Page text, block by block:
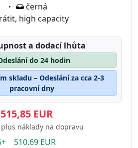
Eigenschaft:
černá
high capacity
a dodací lhůta
do 24 hodin
skladu – Odeslání za cca 2-3
pracovní dny
515,85 EUR
plus náklady na dopravu
510.69 EUR